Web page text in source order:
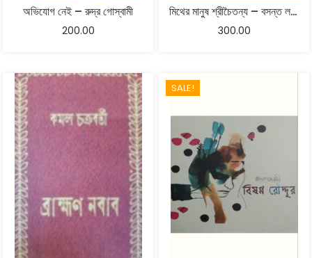
অভিযোগ নেই – রুদ্র গোস্বামী
200.00
মিথের মানুষ শ্রীচৈতন্য – বসন্ত লস্কর – প্রথমখন্ড
300.00
SALE!